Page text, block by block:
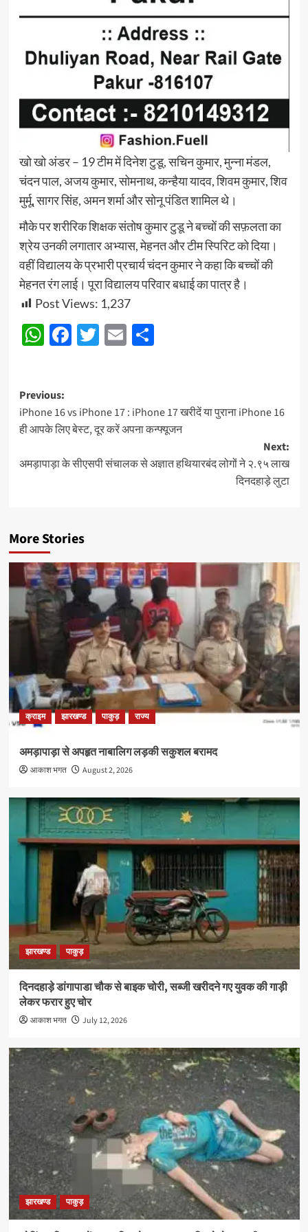
खो खो अंडर – 19 टीम में दिनेश टुडू, सचिन कुमार, मुन्ना मंडल,
चंदन पाल, अजय कुमार, सोमनाथ, कन्हैया यादव, शिवम कुमार, शिव
मुर्मू, सागर सिंह, अमन शर्मा और सोनू पंडित शामिल थे।
मौके पर शरीरिक शिक्षक संतोष कुमार टुडू ने बच्चों की सफ़लता का
श्रेय उनकी लगातार अभ्यास, मेहनत और टीम स्पिरिट को दिया।
वहीं विद्यालय के प्रभारी प्रचार्य चंदन कुमार ने कहा कि बच्चों की
मेहनत रंग लाई। पूरा विद्यालय परिवार बधाई का पात्र है।
Post Views: 1,237
WhatsApp
Facebook
Twitter
EmailShare
Post
navigation
Previous:
iPhone 16 vs iPhone 17 : iPhone 17 खरीदें या पुराना iPhone 16
ही आपके लिए बेस्ट, दूर करें अपना कन्फ्यूजन
Next:
अमड़ापाड़ा के सीएसपी संचालक से अज्ञात हथियारबंद लोगों ने २.९५ लाख
दिनदहाड़े लुटा
More Stories
क्राइम झारखण्ड पाकुड़ राज्य
अमड़ापाड़ा से अपहृत नाबालिग लड़की सकुशल बरामद
आकाश भगत August 2, 2026
झारखण्ड पाकुड़
दिनदहाड़े डांगापाडा चौक से बाइक चोरी, सब्जी खरीदने गए युवक की गाड़ी
लेकर फरार हुए चोर
आकाश भगत July 12, 2026
झारखण्ड पाकुड़